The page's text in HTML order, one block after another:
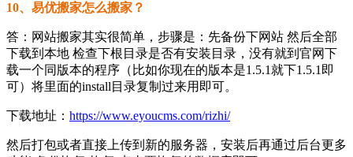
10、易优搬家怎么搬家？
答：网站搬家其实很简单，步骤是：先备份下网站 然后全部
下载到本地 检查下根目录是否有安装目录，没有就到官网下
载一个同版本的程序（比如你现在的版本是1.5.1就下1.5.1即
可）将里面的install目录复制过来用即可。
下载地址： https://www.eyoucms.com/rizhi/
然后打包或者直接上传到新的服务器，安装后再通过后台更多